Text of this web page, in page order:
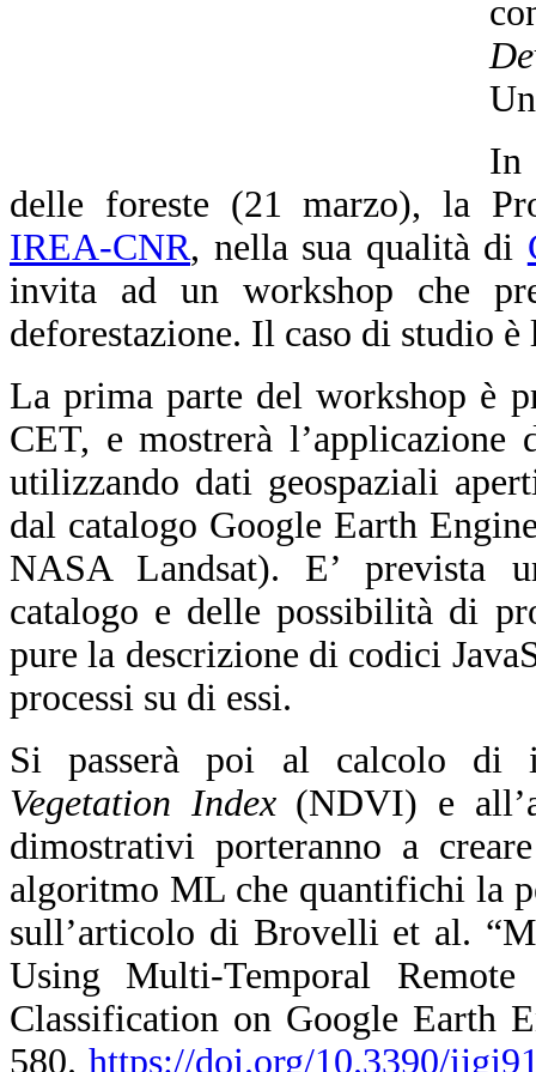
In
delle foreste (21 marzo), la
IREA-CNR, nella sua qualità di
invita ad un workshop che
deforestazione. Il caso di studio
La prima parte del workshop è
CET, e mostrerà
utilizzando dati geospaziali
dal catalogo Google Earth
NASA Landsat). E’ prevista
catalogo e delle possibilità di
pure la descrizione di codici
processi su di essi.
Si passerà poi al calcolo
Vegetation Index(NDVI) e
dimostrativi porteranno a
algoritmo ML che quantifichi la
sull’articolo di Brovelli et al.
Using Multi-Temporal
Classification on Google Earth
580.https://doi.org/10.3390/